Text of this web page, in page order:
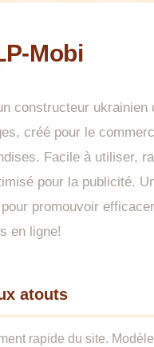
Mobi
constructeur ukrainien
créé pour le
Facile à utiliser,
pour la publicité.
promouvoir
en ligne!
atouts
rapide du site.